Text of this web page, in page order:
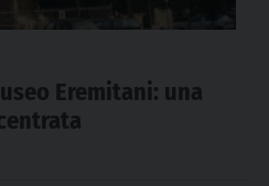
Eremitani: una